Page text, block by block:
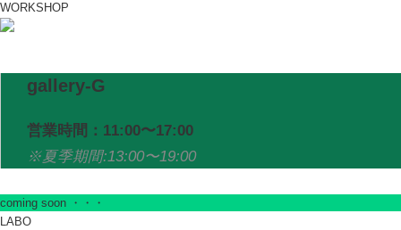
WORKSHOP
gallery-G
営業時間：11:00〜17:00
※夏季期間:13:00〜19:00
coming soon ・・・
LABO